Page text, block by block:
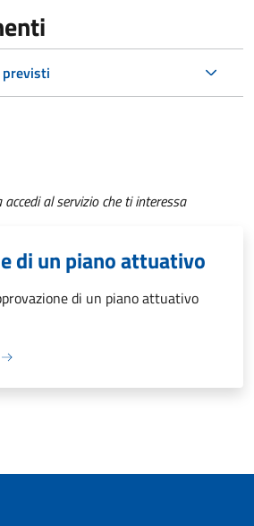
previsti
al servizio che ti interessa
di un piano attuativo
di un piano attuativo